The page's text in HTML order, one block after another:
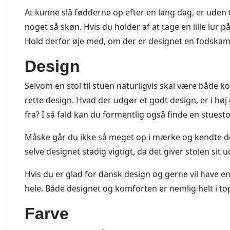
At kunne slå fødderne op efter en lang dag, er
noget så skøn. Hvis du holder af at tage en lille lur
Hold derfor øje med, om der er designet en
Design
Selvom en stol til stuen naturligvis skal være både
rette design. Hvad der udgør et godt design, er i
fra? I så fald kan du formentlig også finde en
Måske går du ikke så meget op i mærke og kendte
selve designet stadig vigtigt, da det giver stolen sit
Hvis du er glad for dansk design og gerne vil have
hele. Både designet og komforten er nemlig helt i
Farve